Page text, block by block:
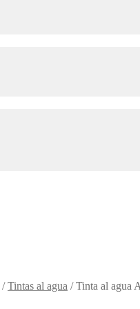
/Tintas al agua /Tinta al agua